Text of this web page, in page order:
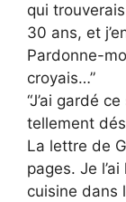
qui
30 ans, et
Pardonne-
croyais…”
“J’ai gardé
tellement
La lettre de
pages. Je
cuisine dans